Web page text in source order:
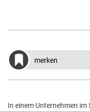
merken
In einem Unternehmen